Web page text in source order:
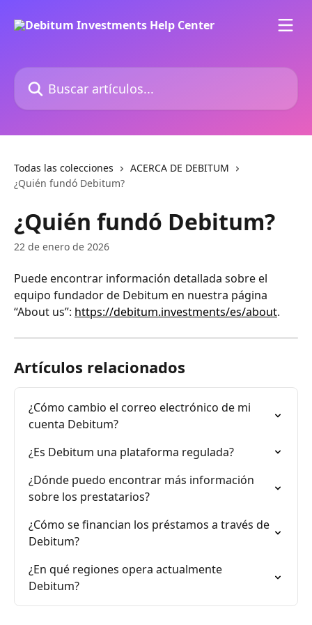
Buscar artículos...
Todas las colecciones
ACERCA DE DEBITUM
¿Quién fundó Debitum?
¿Quién fundó Debitum?
22 de enero de 2026
Puede encontrar información detallada sobre el
equipo fundador de Debitum en nuestra página
“About us”: https://debitum.investments/es/about.
Artículos relacionados
¿Cómo cambio el correo electrónico de mi
cuenta Debitum?
¿Es Debitum una plataforma regulada?
¿Dónde puedo encontrar más información
sobre los prestatarios?
¿Cómo se financian los préstamos a través de
Debitum?
¿En qué regiones opera actualmente
Debitum?